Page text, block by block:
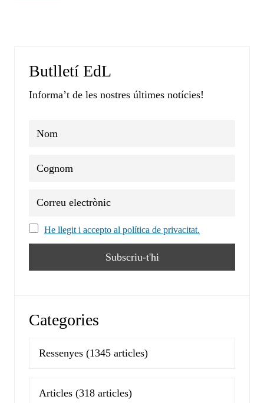
Butlletí EdL
Informa’t de les nostres últimes notícies!
He llegit i accepto al política de privacitat.
Categories
Ressenyes (1345 articles)
Articles (318 articles)